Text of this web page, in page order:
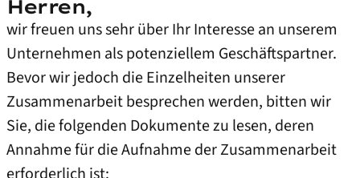
Herren,
wir freuen uns sehr über Ihr Interesse an unserem
Unternehmen als potenziellem Geschäftspartner.
Bevor wir jedoch die Einzelheiten unserer
Zusammenarbeit besprechen werden, bitten wir
Sie, die folgenden Dokumente zu lesen, deren
Annahme für die Aufnahme der Zusammenarbeit